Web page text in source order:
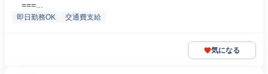
===...
即日勤務OK 交通費支給
気になる